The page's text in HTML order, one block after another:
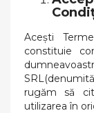
Acești
constituie
rugăm să
utilizarea în